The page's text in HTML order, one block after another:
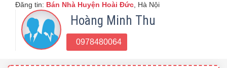
Đăng tin: Bán Nhà Huyện Hoài Đức Hà Nội
Hoàng Minh Thu
0978480064